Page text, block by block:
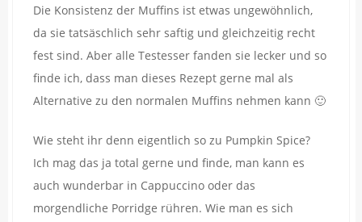
Die Konsistenz der Muffins ist etwas ungewöhnlich,
da sie tatsäschlich sehr saftig und gleichzeitig recht
fest sind. Aber alle Testesser fanden sie lecker und so
finde ich, dass man dieses Rezept gerne mal als
Alternative zu den normalen Muffins nehmen kann 🙂
Wie steht ihr denn eigentlich so zu Pumpkin Spice?
Ich mag das ja total gerne und finde, man kann es
auch wunderbar in Cappuccino oder das
morgendliche Porridge rühren. Wie man es sich